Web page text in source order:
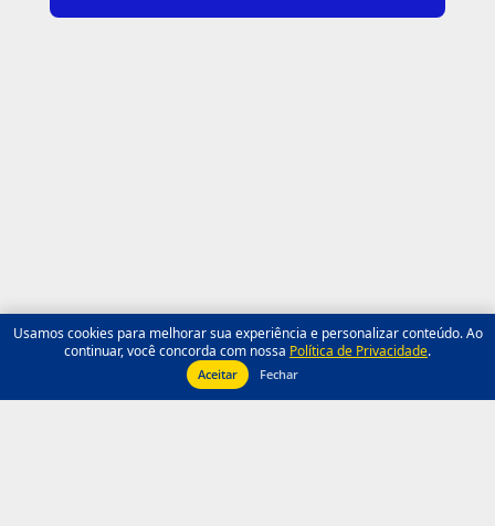
Usamos cookies para melhorar sua experiência e personalizar conteúdo. Ao
continuar, você concorda com nossa Política de Privacidade.
Aceitar Fechar